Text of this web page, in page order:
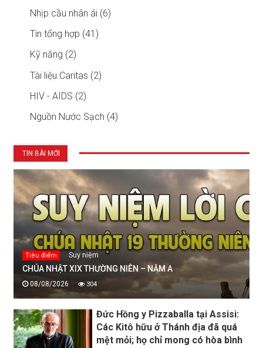
Nhịp cầu nhân ái (6)
Tin tổng hợp (41)
Kỹ năng (2)
Tài liệu Caritas (2)
HIV - AIDS (2)
Nguồn Nước Sạch (4)
TIN BÀI MỚI
Tiêu điểm Suy niệm
CHÚA NHẬT XIX THƯỜNG NIÊN – NĂM A
08/08/2026 304
Đức Hồng y Pizzaballa tại Assisi:
Các Kitô hữu ở Thánh địa đã quá
mệt mỏi; họ chỉ mong có hòa bình